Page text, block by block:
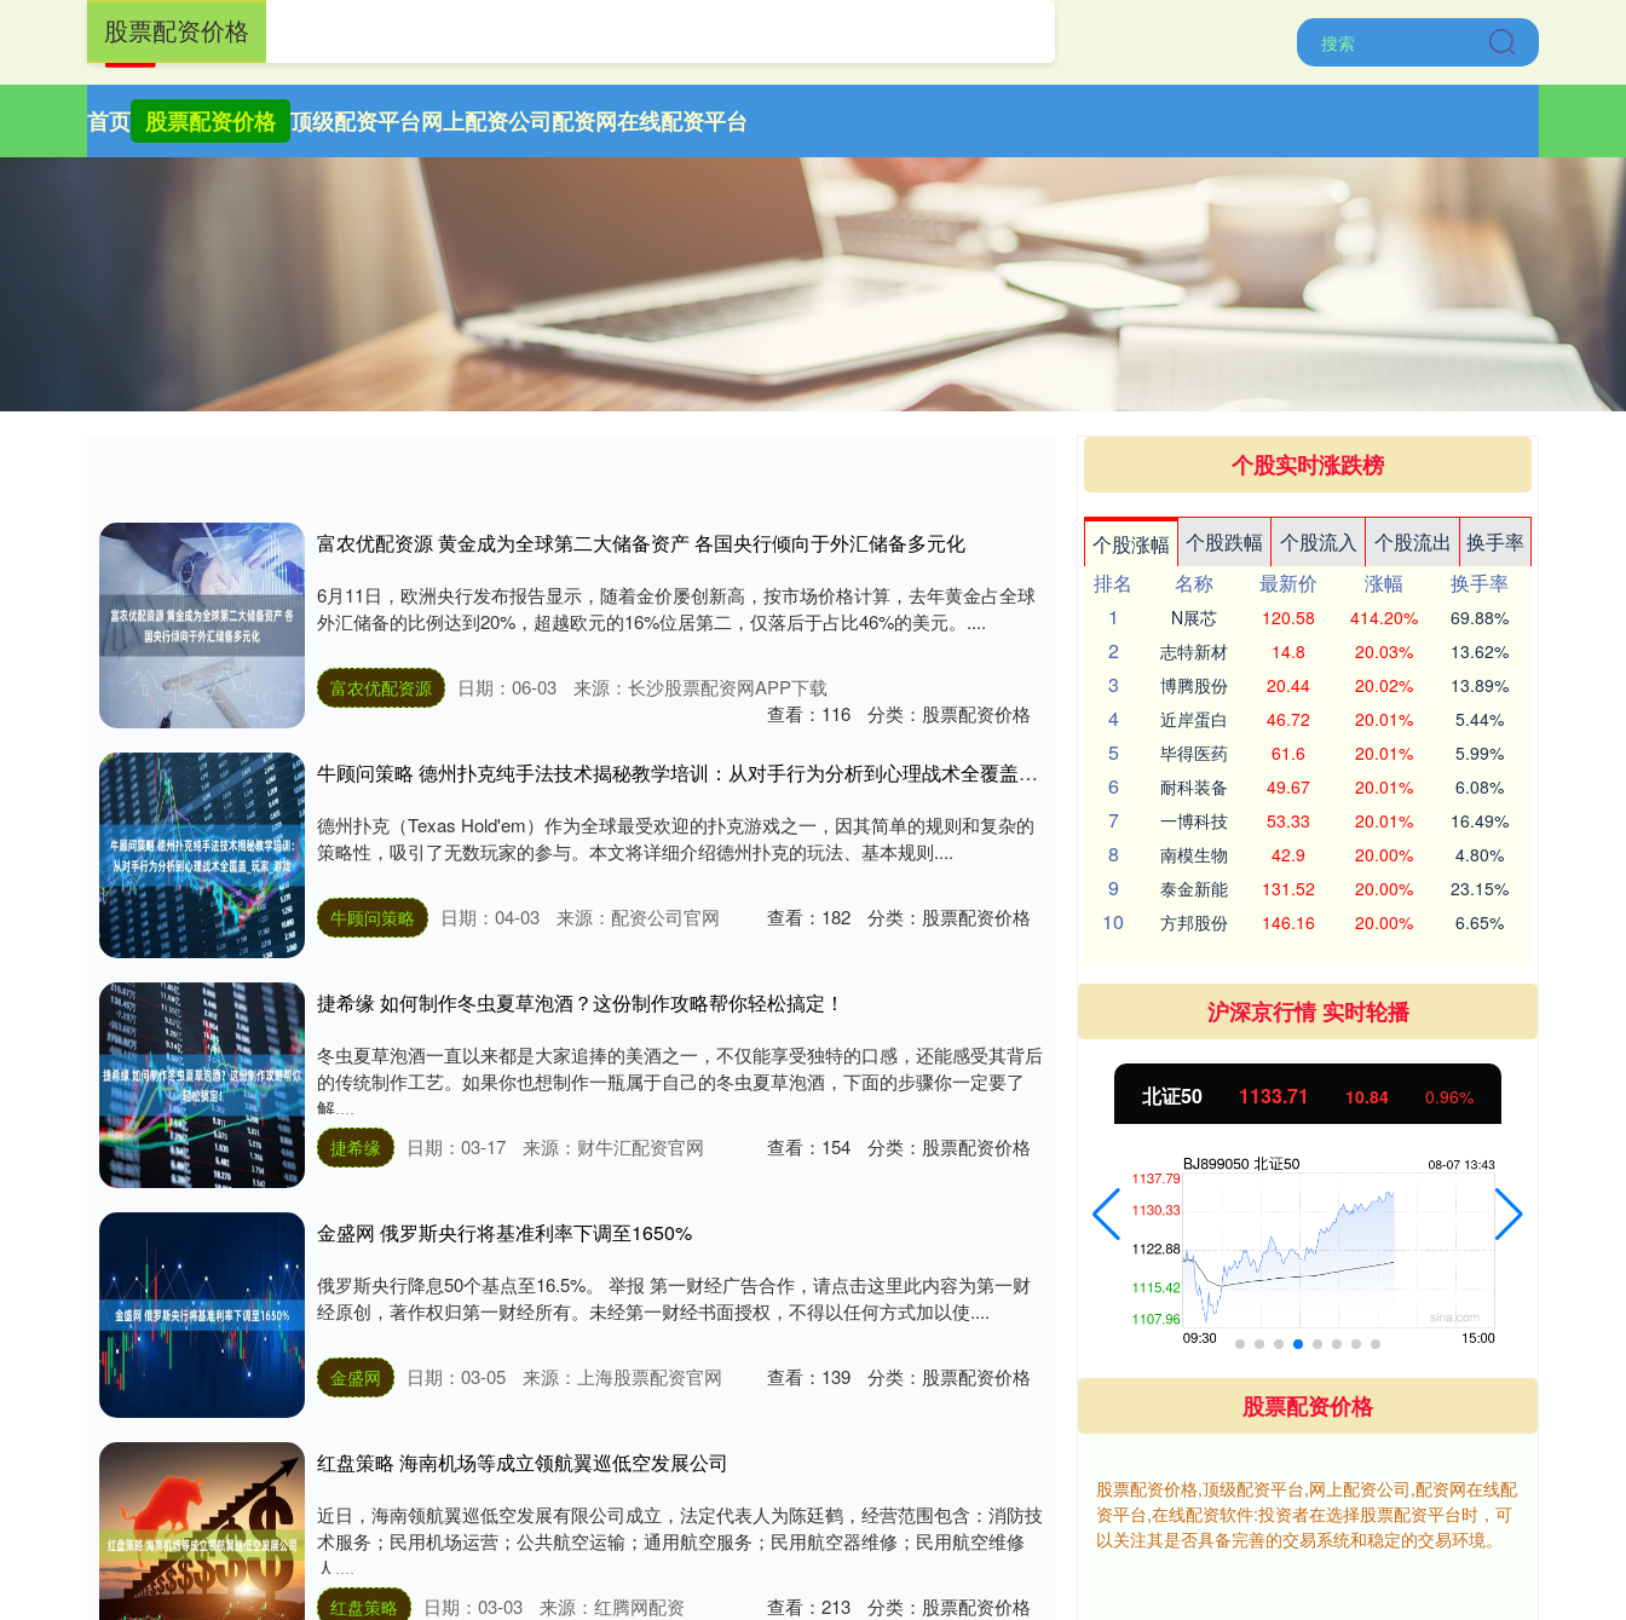
首页 股票配资价格 顶级配资平台网上配资公司配资网在线配资平台
股票配资价格
富农优配资源 黄金成为全球第二大储备资产 各国央行倾向于外汇储备多元化
6月11日，欧洲央行发布报告显示，随着金价屡创新高，按市场价格计算，去年黄金占全球
外汇储备的比例达到20%，超越欧元的16%位居第二，仅落后于占比46%的美元。....
富农优配资源 日期：06-03
来源：长沙股票配资网APP下载
查看： 116 分类： 股票配资价格
牛顾问策略 德州扑克纯手法技术揭秘教学培训：从对手行为分析到心理战术全覆盖_玩家_游戏
德州扑克（Texas Hold'em）作为全球最受欢迎的扑克游戏之一，因其简单的规则和复杂的
策略性，吸引了无数玩家的参与。本文将详细介绍德州扑克的玩法、基本规则....
牛顾问策略 日期：04-03 来源：配资公司官网 查看： 182 分类： 股票配资价格
捷希缘 如何制作冬虫夏草泡酒？这份制作攻略帮你轻松搞定！
冬虫夏草泡酒一直以来都是大家追捧的美酒之一，不仅能享受独特的口感，还能感受其背后
的传统制作工艺。如果你也想制作一瓶属于自己的冬虫夏草泡酒，下面的步骤你一定要了
解....
捷希缘 日期：03-17 来源：财牛汇配资官网 查看： 154 分类： 股票配资价格
金盛网 俄罗斯央行将基准利率下调至1650%
俄罗斯央行降息50个基点至16.5%。 举报 第一财经广告合作，请点击这里此内容为第一财
经原创，著作权归第一财经所有。未经第一财经书面授权，不得以任何方式加以使....
金盛网 日期：03-05 来源：上海股票配资官网 查看： 139 分类： 股票配资价格
红盘策略 海南机场等成立领航翼巡低空发展公司
近日，海南领航翼巡低空发展有限公司成立，法定代表人为陈廷鹤，经营范围包含：消防技
术服务；民用机场运营；公共航空运输；通用航空服务；民用航空器维修；民用航空维修
人....
红盘策略 日期：03-03 来源：红腾网配资 查看： 213 分类： 股票配资价格
个股实时涨跌榜
个股涨幅 个股跌幅 个股流入 个股流出
换手率
排名
名称 最新价 涨幅
换手率
1
N展芯 120.58 414.20% 69.88%
2 志特新材 14.8 20.03% 13.62%
3 博腾股份 20.44 20.02% 13.89%
4 近岸蛋白 46.72 20.01% 5.44%
5 毕得医药 61.6 20.01% 5.99%
6 耐科装备 49.67 20.01% 6.08%
7 一博科技 53.33 20.01% 16.49%
8 南模生物 42.9 20.00% 4.80%
9 泰金新能 131.52 20.00% 23.15%
10 方邦股份 146.16 20.00% 6.65%
沪深京行情 实时轮播
深证成指 14375.59 265.47 1.88% 沪深300 4701.17 49.86 1.07% 北证50 1133.74 10.87 0.97%
股票配资价格
股票配资价格,顶级配资平台,网上配资公司,配资网在线配
资平台,在线配资软件:投资者在选择股票配资平台时，可
以关注其是否具备完善的交易系统和稳定的交易环境。